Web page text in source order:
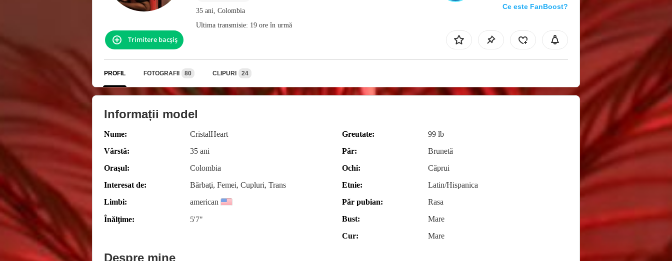
35 ani, Colombia
Ultima transmisie: 19 ore în urmă
Ce este FanBoost?
Trimitere bacşiş
PROFIL FOTOGRAFII 80 CLIPURI 24
Informații model
Nume:
CristalHeart
Vârstă:
35 ani
Oraşul:
Colombia
Interesat de:
Bărbaţi, Femei, Cupluri, Trans
Limbi:
american
Înălţime: 5'7"
Greutate:
99 lb
Păr:
Brunetă
Ochi:
Căprui
Etnie:
Latin/Hispanica
Păr pubian:
Rasa
Bust:
Mare
Cur:
Mare
Despre mine